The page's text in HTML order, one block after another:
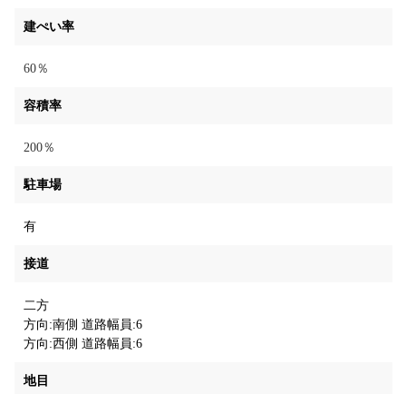
建ぺい率
60％
容積率
200％
駐車場
有
接道
二方
方向:南側 道路幅員:6
方向:西側 道路幅員:6
地目